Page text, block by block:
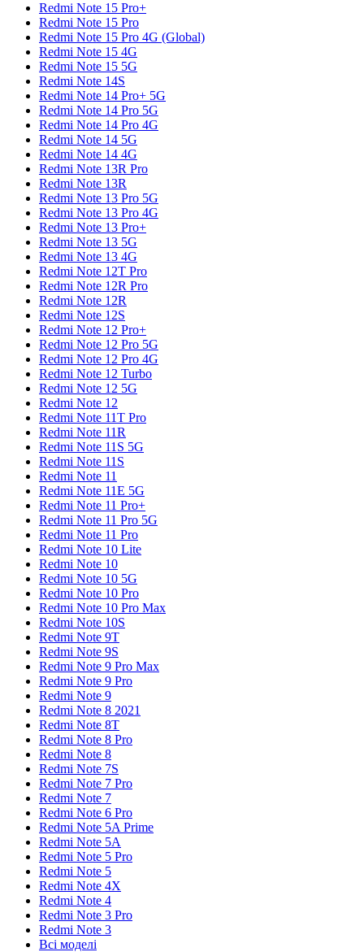
Redmi Note 15 Pro+
Redmi Note 15 Pro
Redmi Note 15 Pro 4G (Global)
Redmi Note 15 4G
Redmi Note 15 5G
Redmi Note 14S
Redmi Note 14 Pro+ 5G
Redmi Note 14 Pro 5G
Redmi Note 14 Pro 4G
Redmi Note 14 5G
Redmi Note 14 4G
Redmi Note 13R Pro
Redmi Note 13R
Redmi Note 13 Pro 5G
Redmi Note 13 Pro 4G
Redmi Note 13 Pro+
Redmi Note 13 5G
Redmi Note 13 4G
Redmi Note 12T Pro
Redmi Note 12R Pro
Redmi Note 12R
Redmi Note 12S
Redmi Note 12 Pro+
Redmi Note 12 Pro 5G
Redmi Note 12 Pro 4G
Redmi Note 12 Turbo
Redmi Note 12 5G
Redmi Note 12
Redmi Note 11T Pro
Redmi Note 11R
Redmi Note 11S 5G
Redmi Note 11S
Redmi Note 11
Redmi Note 11E 5G
Redmi Note 11 Pro+
Redmi Note 11 Pro 5G
Redmi Note 11 Pro
Redmi Note 10 Lite
Redmi Note 10
Redmi Note 10 5G
Redmi Note 10 Pro
Redmi Note 10 Pro Max
Redmi Note 10S
Redmi Note 9T
Redmi Note 9S
Redmi Note 9 Pro Max
Redmi Note 9 Pro
Redmi Note 9
Redmi Note 8 2021
Redmi Note 8T
Redmi Note 8 Pro
Redmi Note 8
Redmi Note 7S
Redmi Note 7 Pro
Redmi Note 7
Redmi Note 6 Pro
Redmi Note 5A Prime
Redmi Note 5A
Redmi Note 5 Pro
Redmi Note 5
Redmi Note 4X
Redmi Note 4
Redmi Note 3 Pro
Redmi Note 3
Всі моделі